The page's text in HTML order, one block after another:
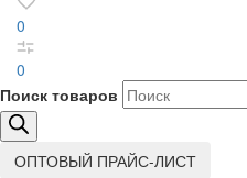
0
0
Поиск товаров
ОПТОВЫЙ ПРАЙС-ЛИСТ